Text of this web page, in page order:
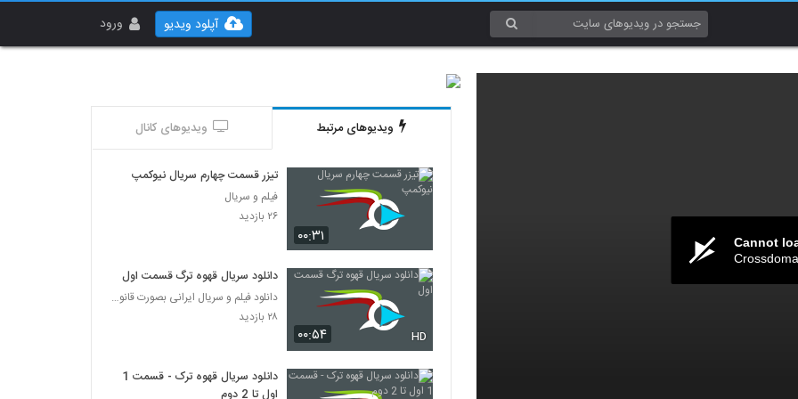
ورود آپلود ویدیو
Cannot
ویدیوهای مرتبط ویدیوهای کانال
۰۰:۳۱
تیزر قسمت چهارم سریال نیوکمپ
فیلم و سریال
۲۶ بازدید
۰۰:۵۴ HD
دانلود سریال قهوه ترگ قسمت اول
دانلود فیلم و سریال ایرانی بصورت قانونی
۲۸ بازدید
دانلود سریال قهوه ترک - قسمت 1
اول تا 2 دوم